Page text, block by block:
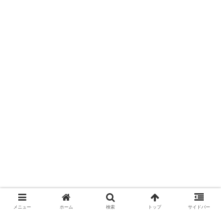
メニュー ホーム 検索 トップ サイドバー